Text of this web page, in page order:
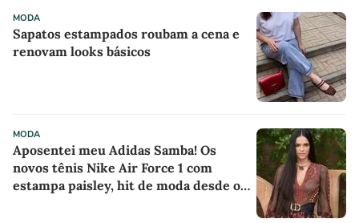
MODA
Sapatos estampados roubam a cena e
renovam looks básicos
MODA
Aposentei meu Adidas Samba! Os
novos tênis Nike Air Force 1 com
estampa paisley, hit de moda desde os